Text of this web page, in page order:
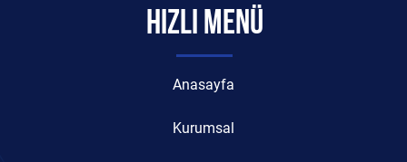
HIZLI MENÜ
Anasayfa
Kurumsal